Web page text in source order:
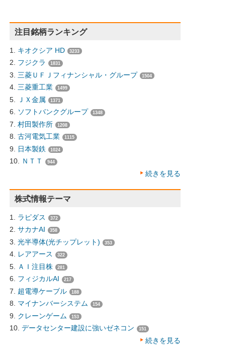
注目銘柄ランキング
キオクシア HD 3233
フジクラ 1831
三菱ＵＦＪフィナンシャル・グループ 1504
三菱重工業 1499
ＪＸ金属 1371
ソフトバンクグループ 1348
村田製作所 1208
古河電気工業 1115
日本製鉄 1024
ＮＴＴ 944
続きを見る
株式情報テーマ
ラピダス 372
サカナAI 358
光半導体(光チップレット) 353
レアアース 322
ＡＩ注目株 281
フィジカルAI 217
超電導ケーブル 188
マイナンバーシステム 154
クレーンゲーム 153
データセンター建設に強いゼネコン 151
続きを見る